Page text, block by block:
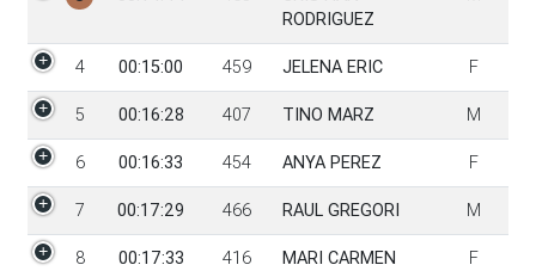
RODRIGUEZ
4 00:15:00 459 JELENA ERIC F
5 00:16:28 407 TINO MARZ M
6 00:16:33 454 ANYA PEREZ F
7 00:17:29 466 RAUL GREGORI M
8 00:17:33 416
MARI CARMEN
F